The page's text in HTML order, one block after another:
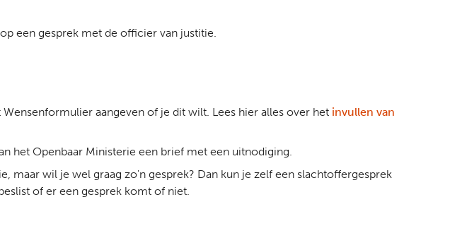
een gesprek met de officier van justitie.
aangeven of je dit wilt. Lees hier alles over het invullen van
het Openbaar Ministerie een brief met een uitnodiging.
wil je wel graag zo'n gesprek? Dan kun je zelf een slachtoffergesprek
of er een gesprek komt of niet.